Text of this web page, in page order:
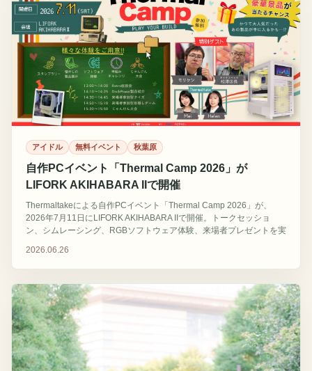
アイドル 無料イベント 秋葉原
自作PCイベント「Thermal Camp 2026」が
LIFORK AKIHABARA IIで開催
Thermaltakeによる自作PCイベント「Thermal Camp 2026」が、
2026年7月11日にLIFORK AKIHABARA IIで開催。トークセッショ
ン、シムレーシング、RGBソフトウェア体験、来場者プレゼントを実
2026.06.26